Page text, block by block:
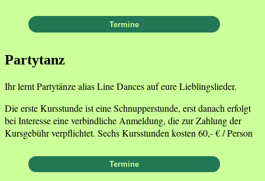
Partytanz
Ihr lernt Partytänze alias Line Dances auf eure Lieblingslieder.
Die erste Kursstunde ist eine Schnupperstunde, erst danach erfolgt
bei Interesse eine verbindliche Anmeldung, die zur Zahlung der
Kursgebühr verpflichtet. Sechs Kursstunden kosten 60,- € / Person